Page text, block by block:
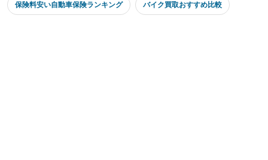
保険料安い自動車保険ランキング バイク買取おすすめ比較